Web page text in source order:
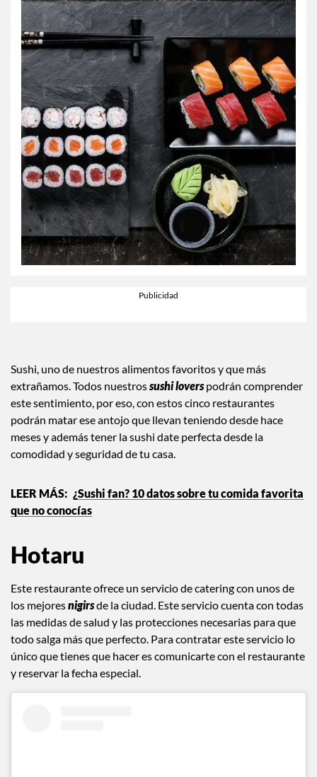
Sushi, uno de nuestros alimentos favoritos y que más
extrañamos. Todos nuestrossushi lovers podrán comprender
este sentimiento, por eso, con estos cinco restaurantes
podrán matar ese antojo que llevan teniendo desde hace
meses y además tener la sushi date perfecta desde la
comodidad y seguridad de tu casa.
¿Sushi fan? 10 datos sobre tu comida favorita
que no conocías
Hotaru
Este restaurante ofrece un servicio de catering con unos de
los mejoresnigirsde la ciudad. Este servicio cuenta con todas
las medidas de salud y las protecciones necesarias para que
todo salga más que perfecto. Para contratar este servicio lo
único que tienes que hacer es comunicarte con el restaurante
y reservar la fecha especial.